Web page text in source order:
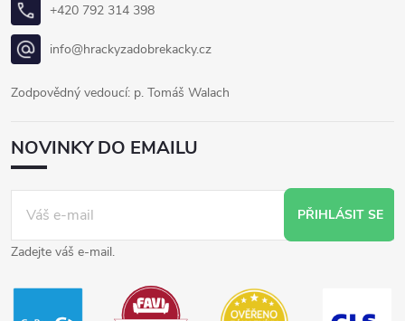
+420 792 314 398
info@hrackyzadobrekacky.cz
Zodpovědný vedoucí: p. Tomáš Walach
NOVINKY DO EMAILU
PŘIHLÁSIT SE
Zadejte váš e-mail.